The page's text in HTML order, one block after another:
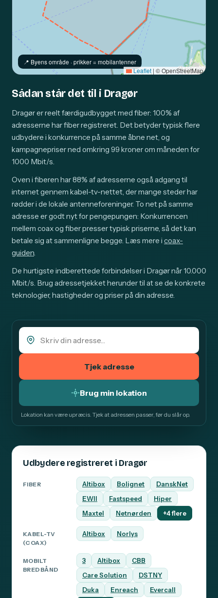
📍️ Byens område · prikker = mobilantenner
Leaflet | © OpenStreetMap
Sådan står det til i Dragør
Dragør er reelt færdigudbygget med fiber: 100% af
adresserne har fiber registreret. Det betyder typisk flere
udbydere i konkurrence på samme åbne net, og
kampagnepriser ned omkring 99 kroner om måneden for
1000 Mbit/s.
Oven i fiberen har 88% af adresserne også adgang til
internet gennem kabel-tv-nettet, der mange steder har
rødder i de lokale antenneforeninger. To net på samme
adresse er godt nyt for pengepungen: Konkurrencen
mellem coax og fiber presser typisk priserne, så det kan
betale sig at sammenligne begge. Læs mere i coax-
guiden.
De hurtigste indberettede forbindelser i Dragør når 10.000
Mbit/s. Brug adressetjekket herunder til at se de konkrete
teknologier, hastigheder og priser på din adresse.
Tjek adresse
Brug min lokation
Lokation kan være upræcis. Tjek at adressen passer, før du slår op.
Udbydere registreret i Dragør
FIBER Altibox Bolignet
DanskNet
EWII
Fastspeed
Hiper
Maxtel
Netnørden +4 flere
KABEL-TV
(COAX)
Altibox Norlys
MOBILT
BREDBÅND
3 Altibox
CBB
Care Solution
DSTNY
Duka
Enreach Evercall